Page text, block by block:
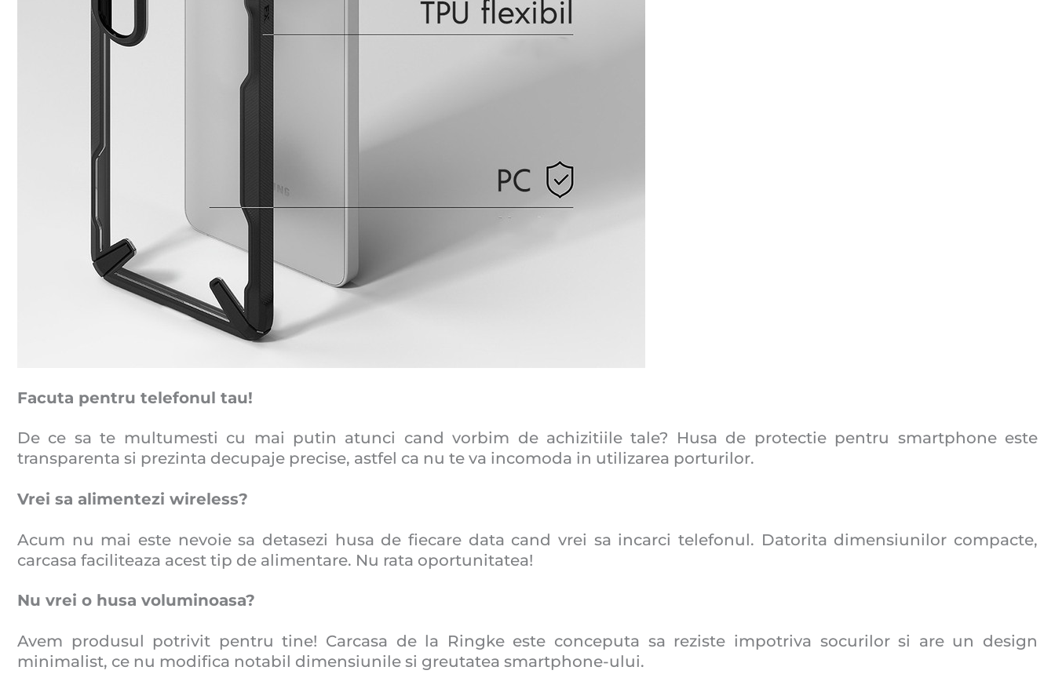
Facuta pentru telefonul tau!
De ce sa te multumesti cu mai putin atunci cand vorbim de achizitiile tale? Husa de protectie pentru smartphone este
transparenta si prezinta decupaje precise, astfel ca nu te va incomoda in utilizarea porturilor.
Vrei sa alimentezi wireless?
Acum nu mai este nevoie sa detasezi husa de fiecare data cand vrei sa incarci telefonul. Datorita dimensiunilor compacte,
carcasa faciliteaza acest tip de alimentare. Nu rata oportunitatea!
Nu vrei o husa voluminoasa?
Avem produsul potrivit pentru tine! Carcasa de la Ringke este conceputa sa reziste impotriva socurilor si are un design
minimalist, ce nu modifica notabil dimensiunile si greutatea smartphone-ului.